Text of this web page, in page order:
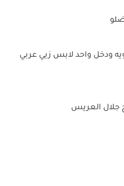
ودخل واحد لابس زيي عربي
جلال العريس